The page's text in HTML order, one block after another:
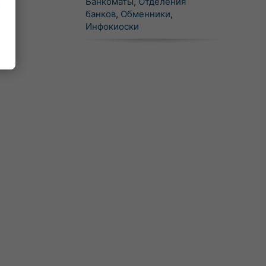
банков, Обменники,
Инфокиоски